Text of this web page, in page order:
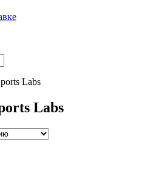
Labs
Labs